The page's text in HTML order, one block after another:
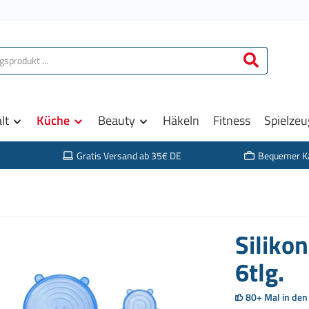
Küche Beauty Häkeln Fitness
Gratis Versand ab 35€ DE Bequemer
6tlg.
80+ Mal in